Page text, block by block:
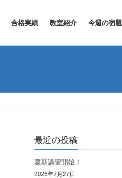
合格実績 教室紹介 今週の宿題
最近の投稿
夏期講習開始！
2026年7月27日